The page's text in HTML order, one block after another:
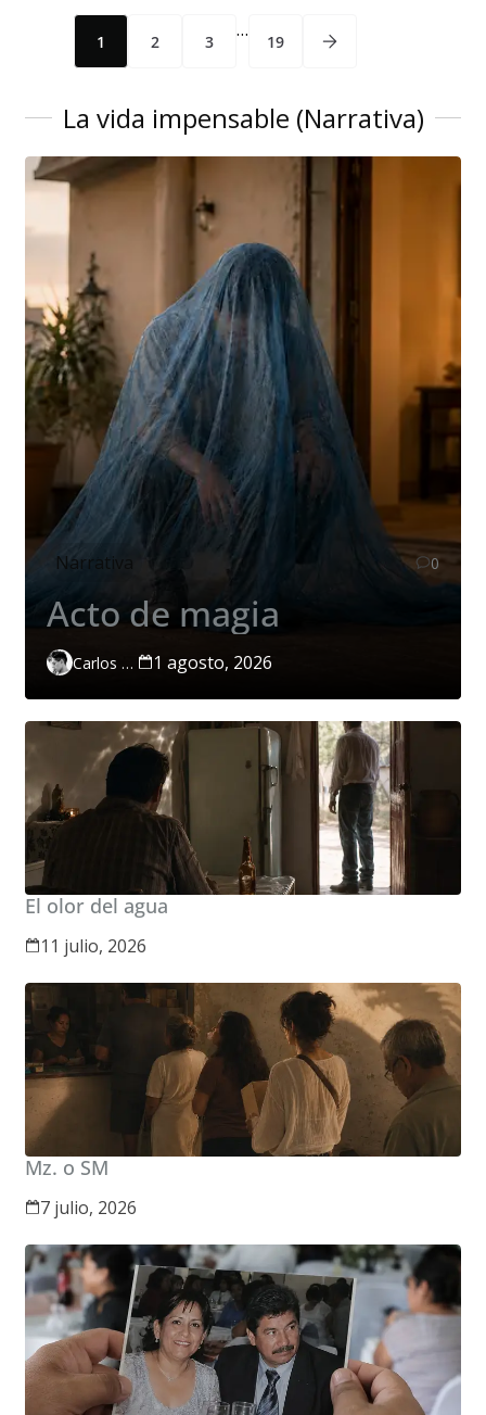
1 2 3 … 19
La vida impensable (Narrativa)
Narrativa 0
Acto de magia
Carlos Páramo López 1 agosto, 2026
El olor del agua
11 julio, 2026
Mz. o SM
7 julio, 2026